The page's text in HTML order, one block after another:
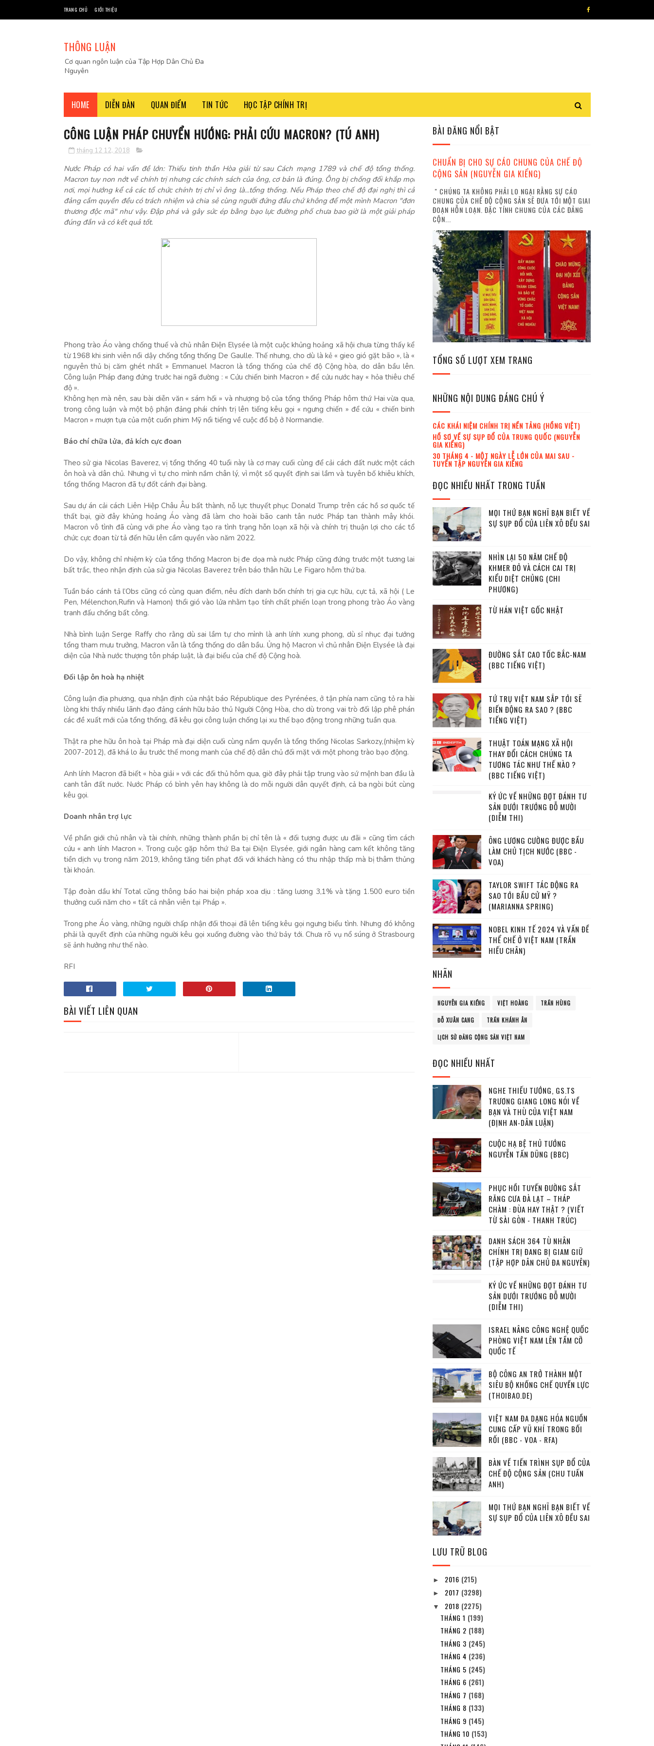
TRANG CHỦ GIỚI THIỆU
THÔNG LUẬN
Cơ quan ngôn luận của Tập Hợp Dân Chủ Đa
Nguyên
HOME DIỄN ĐÀN QUAN ĐIỂM TIN TỨC HỌC TẬP CHÍNH TRỊ
CÔNG LUẬN PHÁP CHUYỂN HƯỚNG: PHẢI CỨU MACRON? (TÚ ANH)
tháng 12 12, 2018
Nước Pháp có hai vấn đề lớn: Thiếu tinh thần Hòa giải từ sau Cách mạng 1789 và chế độ tổng thống.
Macron tuy non nớt về chính trị nhưng các chính sách của ông, cơ bản là đúng. Ông bị chống đối khắp mọi
nơi, mọi hướng kể cả các tổ chức chính trị chỉ vì ông là...tổng thống. Nếu Pháp theo chế độ đại nghị thì cả
đảng cầm quyền đều có trách nhiệm và chia sẻ cùng người đứng đầu chứ không để một mình Macron "đơn
thương độc mã" như vậy. Đập phá và gây sức ép bằng bạo lực đường phố chưa bao giờ là một giải pháp
đúng đắn và có kết quả tốt.
Phong trào Áo vàng chống thuế và chủ nhân Điện Elysée là một cuộc khủng hoảng xã hội chưa từng thấy kể
từ 1968 khi sinh viên nổi dậy chống tổng thống De Gaulle. Thế nhưng, cho dù là kẻ « gieo gió gặt bão », là «
nguyên thủ bị căm ghét nhất » Emmanuel Macron là tổng thống của chế độ Cộng hòa, do dân bầu lên.
Công luận Pháp đang đứng trước hai ngã đường : « Cứu chiến binh Macron » để cứu nước hay « hỏa thiêu chế
độ ».
Không hẹn mà nên, sau bài diễn văn « sám hối » và nhượng bộ của tổng thống Pháp hôm thứ Hai vừa qua,
trong công luận và một bộ phận đảng phái chính trị lên tiếng kêu gọi « ngưng chiến » để cứu « chiến binh
Macron » mượn tựa của một cuốn phim Mỹ nổi tiếng về cuộc đổ bộ ở Normandie.
Báo chí chữa lửa, đả kích cực đoan
Theo sử gia Nicolas Baverez, vị tổng thống 40 tuổi này là cơ may cuối cùng để cải cách đất nước một cách
ôn hoà và dân chủ. Nhưng vì tự cho mình nắm chân lý, vì một số quyết định sai lầm và tuyên bố khiêu khích,
tổng thống Macron đã tự đốt cánh đại bàng.
Sau dự án cải cách Liên Hiệp Châu Âu bất thành, nỗ lực thuyết phục Donald Trump trên các hồ sơ quốc tế
thất bại, giờ đây khủng hoảng Áo vàng đã làm cho hoài bão canh tân nước Pháp tan thành mây khói.
Macron vô tình đã cùng với phe Áo vàng tạo ra tình trạng hỗn loạn xã hội và chính trị thuận lợi cho các tổ
chức cực đoan từ tả đến hữu lên cầm quyền vào năm 2022.
Do vậy, không chỉ nhiệm kỳ của tổng thống Macron bị đe dọa mà nước Pháp cũng đứng trước một tương lai
bất trắc, theo nhận định của sử gia Nicolas Baverez trên báo thân hữu Le Figaro hôm thứ ba.
Tuần báo cánh tả l’Obs cũng có cùng quan điểm, nêu đích danh bốn chính trị gia cực hữu, cực tả, xã hội ( Le
Pen, Mélenchon,Rufin và Hamon) thổi gió vào lửa nhằm tạo tính chất phiến loạn trong phong trào Áo vàng
tranh đấu chống bất công.
Nhà bình luận Serge Raffy cho rằng dù sai lầm tự cho mình là anh lính xung phong, dù sỉ nhục đại tướng
tổng tham mưu trưởng, Macron vẫn là tổng thống do dân bầu. Ủng hộ Macron vì chủ nhân Điện Elysée là đại
diện của Nhà nước thượng tôn pháp luật, là đại biểu của chế độ Cộng hoà.
Đối lập ôn hoà hạ nhiệt
Công luận địa phương, qua nhận định của nhật báo République des Pyrénées, ở tận phía nam cũng tỏ ra hài
lòng khi thấy nhiều lãnh đạo đảng cánh hữu bảo thủ Người Cộng Hòa, cho dù trong vai trò đối lập phê phán
các đề xuất mới của tổng thống, đã kêu gọi công luận chống lại xu thế bạo động trong những tuần qua.
Thật ra phe hữu ôn hoà tại Pháp mà đại diện cuối cùng nắm quyền là tổng thống Nicolas Sarkozy,(nhiệm kỳ
2007-2012), đã khá lo âu trước thế mong manh của chế độ dân chủ đối mặt với một phong trào bạo động.
Anh lính Macron đã biết « hòa giải » với các đối thủ hôm qua, giờ đây phải tập trung vào sứ mệnh ban đầu là
canh tân đất nước. Nước Pháp có bình yên hay không là do mỗi người dân quyết định, cả ba ngòi bút cùng
kêu gọi.
Doanh nhân trợ lực
Về phần giới chủ nhân và tài chính, những thành phần bị chỉ tên là « đối tượng được ưu đãi » cũng tìm cách
cứu « anh lính Macron ». Trong cuộc gặp hôm thứ Ba tại Điện Elysée, giới ngân hàng cam kết không tăng
tiền dịch vụ trong năm 2019, không tăng tiền phạt đối với khách hàng có thu nhập thấp mà bị thâm thủng
tài khoản.
Tập đoàn dầu khí Total cũng thông báo hai biện pháp xoa dịu : tăng lương 3,1% và tặng 1.500 euro tiền
thưởng cuối năm cho « tất cả nhân viên tại Pháp ».
Trong phe Áo vàng, những người chấp nhận đối thoại đã lên tiếng kêu gọi ngưng biểu tình. Nhưng đó không
phải là quyết định của những người kêu gọi xuống đường vào thứ bảy tới. Chưa rõ vụ nổ súng ở Strasbourg
sẽ ảnh hưởng như thế nào.
RFI
BÀI VIẾT LIÊN QUAN
BÀI ĐĂNG NỔI BẬT
CHUẨN BỊ CHO SỰ CÁO CHUNG CỦA CHẾ ĐỘ
CỘNG SẢN (NGUYỄN GIA KIỂNG)
" CHÚNG TA KHÔNG PHẢI LO NGẠI RẰNG SỰ CÁO
CHUNG CỦA CHẾ ĐỘ CỘNG SẢN SẼ ĐƯA TỚI MỘT GIAI
ĐOẠN HỖN LOẠN. ĐẶC TÍNH CHUNG CỦA CÁC ĐẢNG
CỘN...
TỔNG SỐ LƯỢT XEM TRANG
NHỮNG NỘI DUNG ĐÁNG CHÚ Ý
CÁC KHÁI NIỆM CHÍNH TRỊ NỀN TẢNG (HỒNG VIỆT)
HỒ SƠ VỀ SỰ SỤP ĐỔ CỦA TRUNG QUỐC (NGUYỄN
GIA KIỂNG)
30 THÁNG 4 - MỘT NGÀY LỄ LỚN CỦA MAI SAU -
TUYỂN TẬP NGUYỄN GIA KIỂNG
ĐỌC NHIỀU NHẤT TRONG TUẦN
MỌI THỨ BẠN NGHĨ BẠN BIẾT VỀ
SỰ SỤP ĐỔ CỦA LIÊN XÔ ĐỀU SAI
NHÌN LẠI 50 NĂM CHẾ ĐỘ
KHMER ĐỎ VÀ CÁCH CAI TRỊ
KIỂU DIỆT CHỦNG (CHI
PHƯƠNG)
TỪ HÁN VIỆT GỐC NHẬT
ĐƯỜNG SẮT CAO TỐC BẮC-NAM
(BBC TIẾNG VIỆT)
TỨ TRỤ VIỆT NAM SẮP TỚI SẼ
BIẾN ĐỘNG RA SAO ? (BBC
TIẾNG VIỆT)
THUẬT TOÁN MẠNG XÃ HỘI
THAY ĐỔI CÁCH CHÚNG TA
TƯƠNG TÁC NHƯ THẾ NÀO ?
(BBC TIẾNG VIỆT)
KÝ ỨC VỀ NHỮNG ĐỢT ĐÁNH TƯ
SẢN DƯỚI TRƯỚNG ĐỖ MƯỜI
(DIỄM THI)
ÔNG LƯƠNG CƯỜNG ĐƯỢC BẦU
LÀM CHỦ TỊCH NƯỚC (BBC -
VOA)
TAYLOR SWIFT TÁC ĐỘNG RA
SAO TỚI BẦU CỬ MỸ ?
(MARIANNA SPRING)
NOBEL KINH TẾ 2024 VÀ VẤN ĐỀ
THỂ CHẾ Ở VIỆT NAM (TRẦN
HIẾU CHÂN)
NHÃN
NGUYỄN GIA KIỂNG VIỆT HOÀNG TRẦN HÙNG
ĐỖ XUÂN CANG TRẦN KHÁNH ÂN
LỊCH SỬ ĐẢNG CỘNG SẢN VIỆT NAM
ĐỌC NHIỀU NHẤT
NGHE THIẾU TƯỚNG, GS.TS
TRƯƠNG GIANG LONG NÓI VỀ
BẠN VÀ THÙ CỦA VIỆT NAM
(ĐỊNH AN-DÂN LUẬN)
CUỘC HẠ BỆ THỦ TƯỚNG
NGUYỄN TẤN DŨNG (BBC)
PHỤC HỒI TUYẾN ĐƯỜNG SẮT
RĂNG CƯA ĐÀ LẠT – THÁP
CHÀM : ĐÙA HAY THẬT ? (VIẾT
TỪ SÀI GÒN - THANH TRÚC)
DANH SÁCH 364 TÙ NHÂN
CHÍNH TRỊ ĐANG BỊ GIAM GIỮ
(TẬP HỢP DÂN CHỦ ĐA NGUYÊN)
KÝ ỨC VỀ NHỮNG ĐỢT ĐÁNH TƯ
SẢN DƯỚI TRƯỚNG ĐỖ MƯỜI
(DIỄM THI)
ISRAEL NÂNG CÔNG NGHỆ QUỐC
PHÒNG VIỆT NAM LÊN TẦM CỠ
QUỐC TẾ
BỘ CÔNG AN TRỞ THÀNH MỘT
SIÊU BỘ KHỐNG CHẾ QUYỀN LỰC
(THOIBAO.DE)
VIỆT NAM ĐA DẠNG HÓA NGUỒN
CUNG CẤP VŨ KHÍ TRONG BỐI
RỐI (BBC - VOA - RFA)
BÀN VỀ TIẾN TRÌNH SỤP ĐỔ CỦA
CHẾ ĐỘ CỘNG SẢN (CHU TUẤN
ANH)
MỌI THỨ BẠN NGHĨ BẠN BIẾT VỀ
SỰ SỤP ĐỔ CỦA LIÊN XÔ ĐỀU SAI
LƯU TRỮ BLOG
► 2016 (215)
► 2017 (3298)
▼ 2018 (2275)
THÁNG 1 (199)
THÁNG 2 (188)
THÁNG 3 (245)
THÁNG 4 (236)
THÁNG 5 (245)
THÁNG 6 (261)
THÁNG 7 (168)
THÁNG 8 (133)
THÁNG 9 (145)
THÁNG 10 (153)